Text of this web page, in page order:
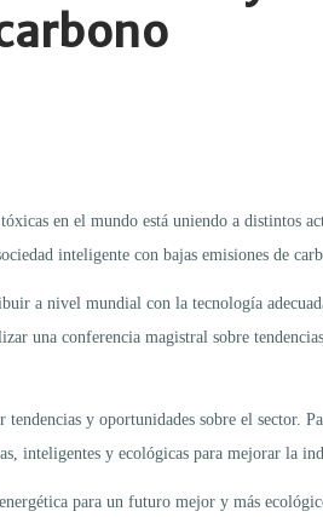
en el mundo está uniendo a distintos
inteligente con bajas emisiones de
a nivel mundial con la tecnología
conferencia magistral sobre
y oportunidades sobre el sector.
inteligentes y ecológicas para mejorar la
para un futuro mejor y más